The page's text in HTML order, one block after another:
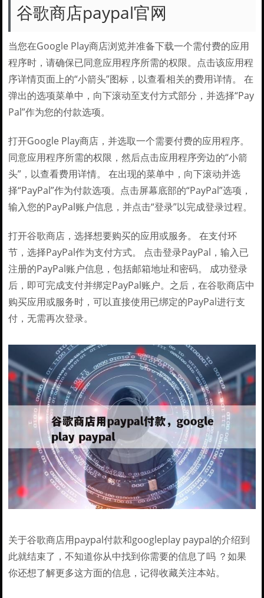
谷歌商店paypal官网
当您在Google Play商店浏览并准备下载一个需付费的应用
程序时，请确保已同意应用程序所需的权限。点击该应用程
序详情页面上的“小箭头”图标，以查看相关的费用详情。 在
弹出的选项菜单中，向下滚动至支付方式部分，并选择“Pay
Pal”作为您的付款选项。
打开Google Play商店，并选取一个需要付费的应用程序。
同意应用程序所需的权限，然后点击应用程序旁边的“小箭
头”，以查看费用详情。 在出现的菜单中，向下滚动并选
择“PayPal”作为付款选项。点击屏幕底部的“PayPal”选项，
输入您的PayPal账户信息，并点击“登录”以完成登录过程。
打开谷歌商店，选择想要购买的应用或服务。 在支付环
节，选择PayPal作为支付方式。 点击登录PayPal，输入已
注册的PayPal账户信息，包括邮箱地址和密码。 成功登录
后，即可完成支付并绑定PayPal账户。之后，在谷歌商店中
购买应用或服务时，可以直接使用已绑定的PayPal进行支
付，无需再次登录。
关于谷歌商店用paypal付款和googleplay paypal的介绍到
此就结束了，不知道你从中找到你需要的信息了吗 ？如果
你还想了解更多这方面的信息，记得收藏关注本站。